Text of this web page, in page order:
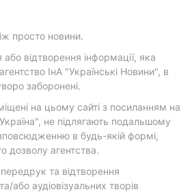
просто новини.
відтворення інформації, яка
ІнА "Українські Новини", в
заборонені.
на цьому сайті з посиланням на
не підлягають подальшому
в будь-якій формі,
дозволу агентства.
та відтворення
або аудіовізуальних творів